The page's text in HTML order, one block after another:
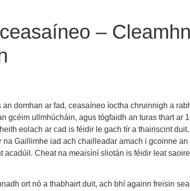
–
domhan ar fad, ceasaíneo íoctha chruinnigh a
gcéim ullmhúcháin, agus tógfaidh an turas thart ar
eolach ar cad is féidir le gach tír a thairiscint
Gaillimhe iad ach chailleadar amach i gcoinne
Cheat na meaisíní sliotán is féidir leat
ort nó a thabhairt duit, ach bhí againn freisin